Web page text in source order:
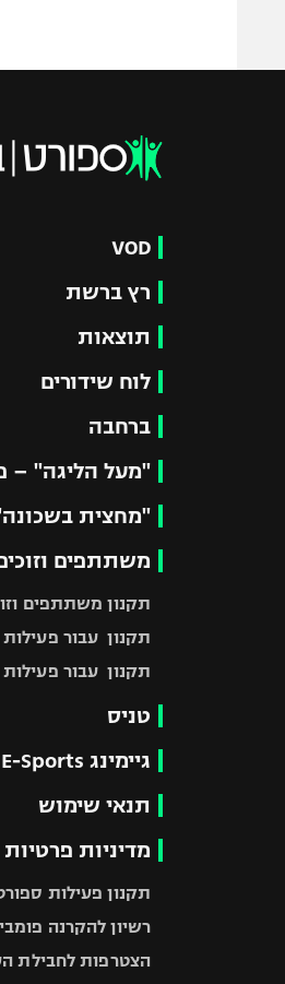
VOD
רץ ברשת
תוצאות
לוח שידורים
ברחבה
"מעל הליגה" –
"מחצית
משתתפים
תקנון משתתפים
תקנון עבור
תקנון עבור פעילות ספורט
טניס
גיימינג E-Sports
תנאי שימוש
מדיניות פרטיות
תקנון פעילות ספורט
רשיון להקרנה
הצטרפות לחבילת